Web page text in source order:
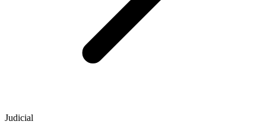
Judicial